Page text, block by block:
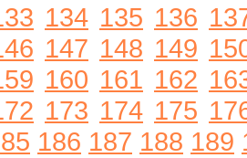
134 135 136
147 148 149
160 161 162
173 174 175
186 187 188 189